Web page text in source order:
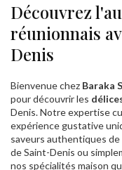
Découvrez
réunionnais
Denis
Bienvenue chez Baraka
pour découvrir les
Denis. Notre expertise
expérience gustative
saveurs authentiques de
de Saint-Denis ou
nos spécialités maison